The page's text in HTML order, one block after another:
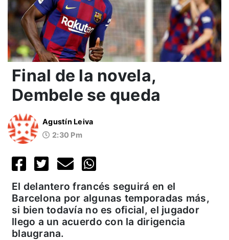
Final de la novela,
Dembele se queda
Agustín Leiva
2:30 Pm
El delantero francés seguirá en el
Barcelona por algunas temporadas más,
si bien todavía no es oficial, el jugador
llego a un acuerdo con la dirigencia
blaugrana.